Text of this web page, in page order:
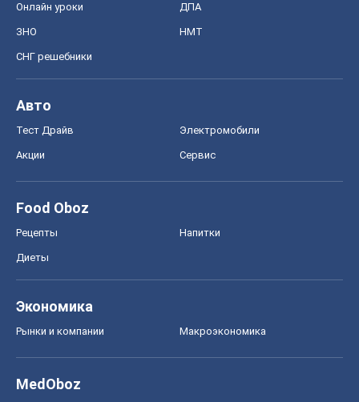
Онлайн уроки ДПА
ЗНО НМТ
СНГ решебники
Авто
Тест Драйв Электромобили
Акции Сервис
Food Oboz
Рецепты Напитки
Диеты
Экономика
Рынки и компании Mакроэкономика
MedOboz